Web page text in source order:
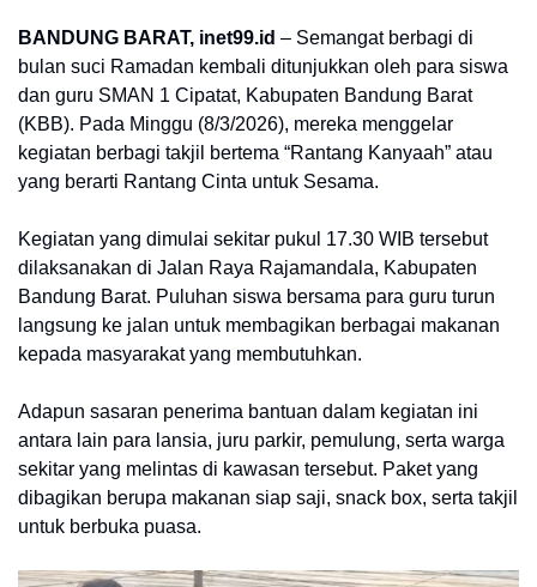
BANDUNG BARAT, inet99.id – Semangat berbagi di
bulan suci Ramadan kembali ditunjukkan oleh para siswa
dan guru SMAN 1 Cipatat, Kabupaten Bandung Barat
(KBB). Pada Minggu (8/3/2026), mereka menggelar
kegiatan berbagi takjil bertema “Rantang Kanyaah” atau
yang berarti Rantang Cinta untuk Sesama.
Kegiatan yang dimulai sekitar pukul 17.30 WIB tersebut
dilaksanakan di Jalan Raya Rajamandala, Kabupaten
Bandung Barat. Puluhan siswa bersama para guru turun
langsung ke jalan untuk membagikan berbagai makanan
kepada masyarakat yang membutuhkan.
Adapun sasaran penerima bantuan dalam kegiatan ini
antara lain para lansia, juru parkir, pemulung, serta warga
sekitar yang melintas di kawasan tersebut. Paket yang
dibagikan berupa makanan siap saji, snack box, serta takjil
untuk berbuka puasa.